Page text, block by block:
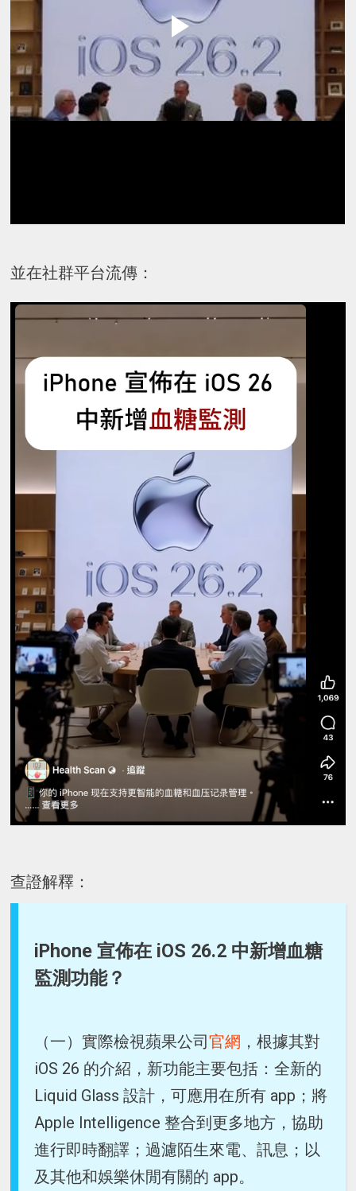
並在社群平台流傳：
查證解釋：
iPhone 宣佈在 iOS 26.2 中新增血糖
監測功能？
（一）實際檢視蘋果公司官網 ，根據其對
iOS 26 的介紹，新功能主要包括：全新的
Liquid Glass 設計，可應用在所有 app；將
Apple Intelligence 整合到更多地方，協助
進行即時翻譯；過濾陌生來電、訊息；以
及其他和娛樂休閒有關的 app。